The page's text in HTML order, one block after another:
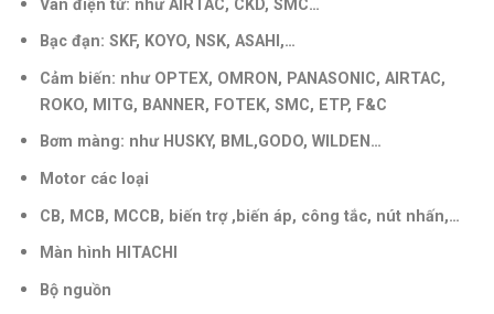
Van điện từ: như AIRTAC, CKD, SMC…
Bạc đạn: SKF, KOYO, NSK, ASAHI,…
Cảm biến: như OPTEX, OMRON, PANASONIC, AIRTAC,
ROKO, MITG, BANNER, FOTEK, SMC, ETP, F&C
Bơm màng: như HUSKY, BML,GODO, WILDEN…
Motor các loại
CB, MCB, MCCB, biến trợ ,biến áp, công tắc, nút nhấn,…
Màn hình HITACHI
Bộ nguồn